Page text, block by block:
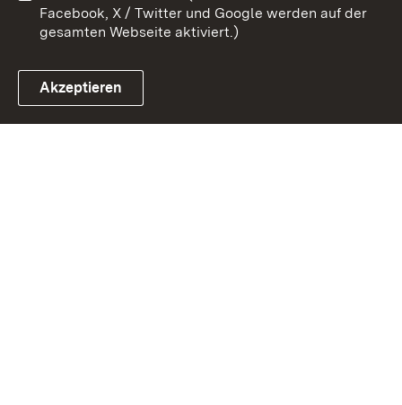
Link zum Landesportal
Facebook, X / Twitter und Google werden auf der
gesamten Webseite aktiviert.)
Akzeptieren